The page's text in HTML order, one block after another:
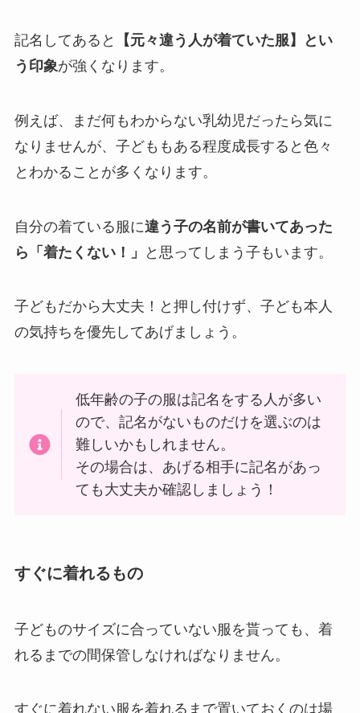
記名してあると
【元々違う人が着ていた服】とい
う印象が強くなります。
例えば、まだ何もわからない乳幼児だったら気に
なりませんが、子どももある程度成長すると色々
とわかることが多くなります。
自分の着ている服に違う子の名前が書いてあった
ら「着たくない！」
と思ってしまう子もいます。
子どもだから大丈夫！と押し付けず、子ども本人
の気持ちを優先してあげましょう。
低年齢の子の服は記名をする人が多い
ので、記名がないものだけを選ぶのは
難しいかもしれません。
その場合は、あげる相手に記名があっ
ても大丈夫か確認しましょう！
すぐに着れるもの
子どものサイズに合っていない服を貰っても、着
れるまでの間保管しなければなりません。
すぐに着れない服を着れるまで置いておくのは場